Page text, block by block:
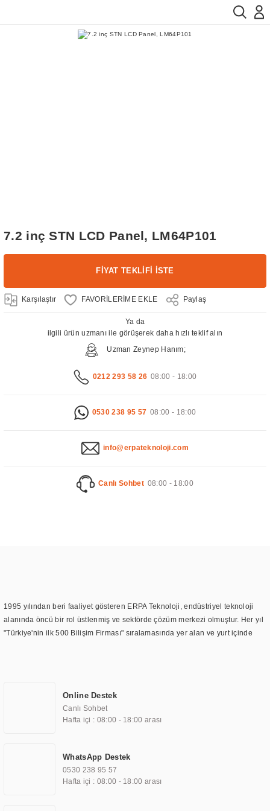
7.2 inç STN LCD Panel, LM64P101
FİYAT TEKLİFİ İSTE
Karşılaştır Paylaş
Ya da
ilgili ürün uzmanı ile görüşerek daha hızlı teklif alın
Uzman Zeynep Hanım;
0212 293 58 26 08:00 - 18:00
0530 238 95 57 08:00 - 18:00
info@erpateknoloji.com
Canlı Sohbet 08:00 - 18:00
1995 yılından beri faaliyet gösteren ERPA Teknoloji, endüstriyel teknoloji
alanında öncü bir rol üstlenmiş ve sektörde çözüm merkezi olmuştur. Her yıl
"Türkiye'nin ilk 500 Bilişim Firması" sıralamasında yer alan ve yurt içinde
TOCHI markası altında kendi ürettiği ürünlerde kullanmıştır. Günümüzde
TOCHI; videowall, digital signage, kiosk, totem, akıllı durak ekranı, araç içi
ekran, asansör ekranı, digital menüboard, marin ekran, medikal ekran,
ekranları, endüstriyel ekranlar, kapı önü bilgi ekranları, panel PC,
endüstriyel Panel PC, mini PC, endüstriyel mini PC ve akıllı bina sistemleri
gibi çözümleri 4.5" ile 110” boyutları arasında üretebilirken, ayrıca standart
Online Destek
Canlı Sohbet
Hafta içi : 08:00 - 18:00 arası
WhatsApp Destek
0530 238 95 57
Hafta içi : 08:00 - 18:00 arası